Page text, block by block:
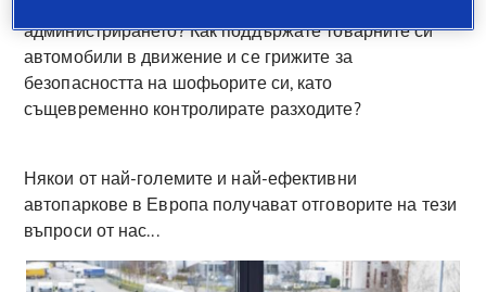
администрирането? Как поддържате товарните си
автомобили в движение и се грижите за
безопасността на шофьорите си, като
същевременно контролирате разходите?
Някои от най-големите и най-ефективни
автопаркове в Европа получават отговорите на тези
въпроси от нас...